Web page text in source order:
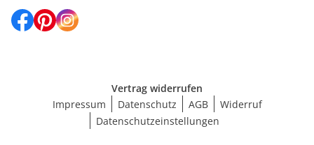
Vertrag widerrufen
Impressum
Datenschutz AGB
Widerruf
Datenschutzeinstellungen